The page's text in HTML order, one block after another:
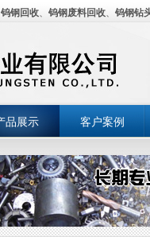
钨钢回收、 钨钢废料回收、 钨钢钻
品展示 客户案例